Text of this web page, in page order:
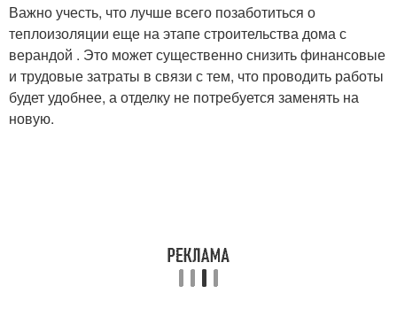
Важно учесть, что лучше всего позаботиться о
теплоизоляции еще на этапе строительства дома с
верандой . Это может существенно снизить финансовые
и трудовые затраты в связи с тем, что проводить работы
будет удобнее, а отделку не потребуется заменять на
новую.